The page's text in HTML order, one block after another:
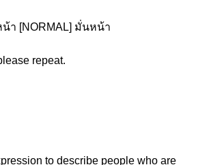
น้า [NORMAL] มั่นหน้า
repeat.
to describe people who are